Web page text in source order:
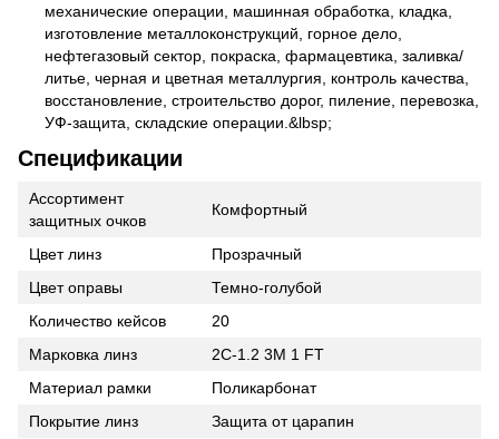
механические операции, машинная обработка, кладка,
изготовление металлоконструкций, горное дело,
нефтегазовый сектор, покраска, фармацевтика, заливка/
литье, черная и цветная металлургия, контроль качества,
восстановление, строительство дорог, пиление, перевозка,
УФ-защита, складские операции.&lbsp;
Спецификации
Ассортимент
защитных очков
Комфортный
Цвет линз
Прозрачный
Цвет оправы
Темно-голубой
Количество кейсов
20
Марковка линз
2C-1.2 3M 1 FT
Материал рамки
Поликарбонат
Покрытие линз
Защита от царапин